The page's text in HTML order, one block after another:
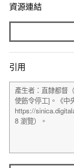
資源連結
引用